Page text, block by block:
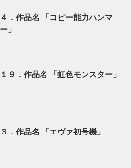
４．作品名 「コピー能力ハンマ
ー」
１９．作品名 「虹色モンスター」
３．作品名 「エヴァ初号機」